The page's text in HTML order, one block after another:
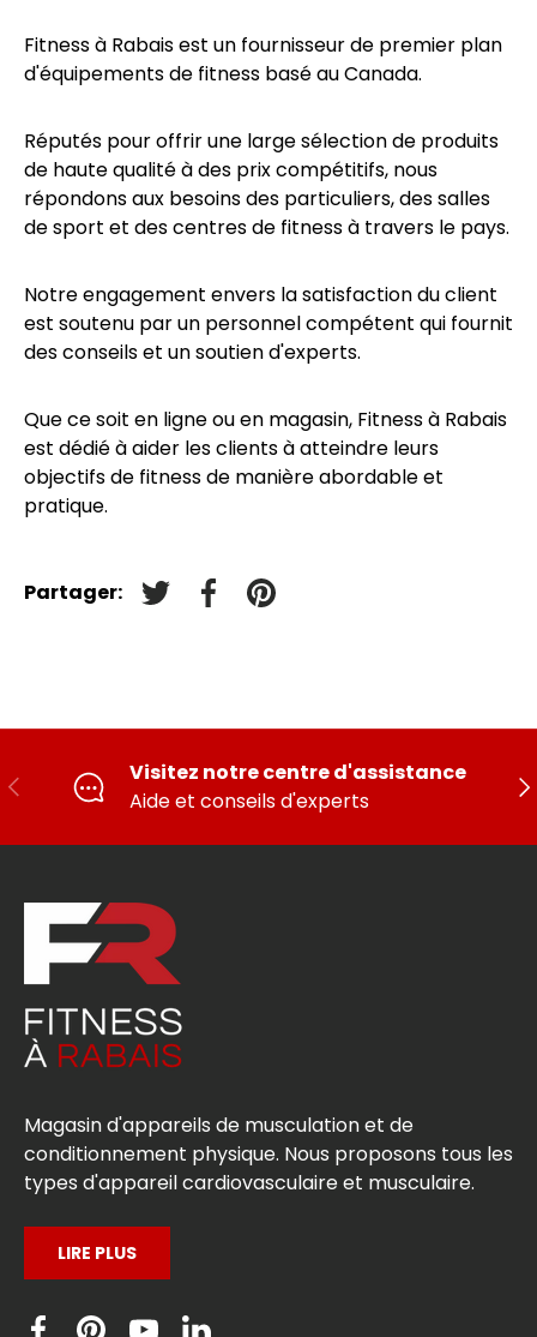
Fitness à Rabais est un fournisseur de premier plan
d'équipements de fitness basé au Canada.
Réputés pour offrir une large sélection de produits
de haute qualité à des prix compétitifs, nous
répondons aux besoins des particuliers, des salles
de sport et des centres de fitness à travers le pays.
Notre engagement envers la satisfaction du client
est soutenu par un personnel compétent qui fournit
des conseils et un soutien d'experts.
Que ce soit en ligne ou en magasin, Fitness à Rabais
est dédié à aider les clients à atteindre leurs
objectifs de fitness de manière abordable et
pratique.
Partager: Tweeter sur Twitter
Partager sur Facebook
Épingler sur Pinterest
PRÉCÉDENT
Visitez notre centre d'assistance
Aide et conseils d'experts
Magasin d'appareils de musculation et de
conditionnement physique. Nous proposons tous les
types d'appareil cardiovasculaire et musculaire.
LIRE PLUS